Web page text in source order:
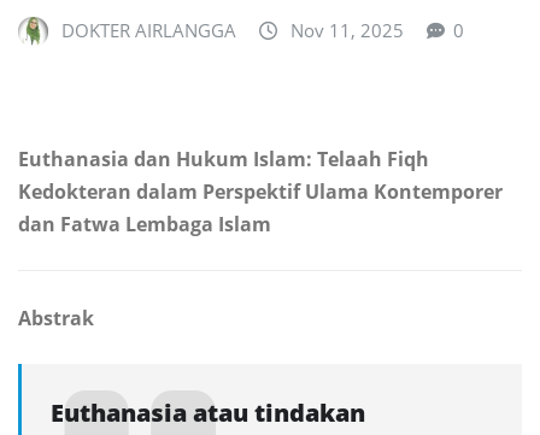
DOKTER AIRLANGGA Nov 11, 2025 0
Euthanasia dan Hukum Islam: Telaah Fiqh
Kedokteran dalam Perspektif Ulama Kontemporer
dan Fatwa Lembaga Islam
Abstrak
Euthanasia atau tindakan